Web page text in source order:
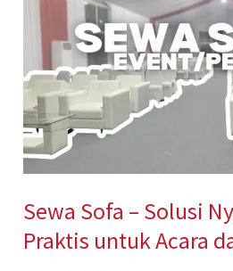
Sewa Sofa – Solusi
Praktis untuk Acara
Solusi
Nyaman
dan
Praktis
Acara
dan